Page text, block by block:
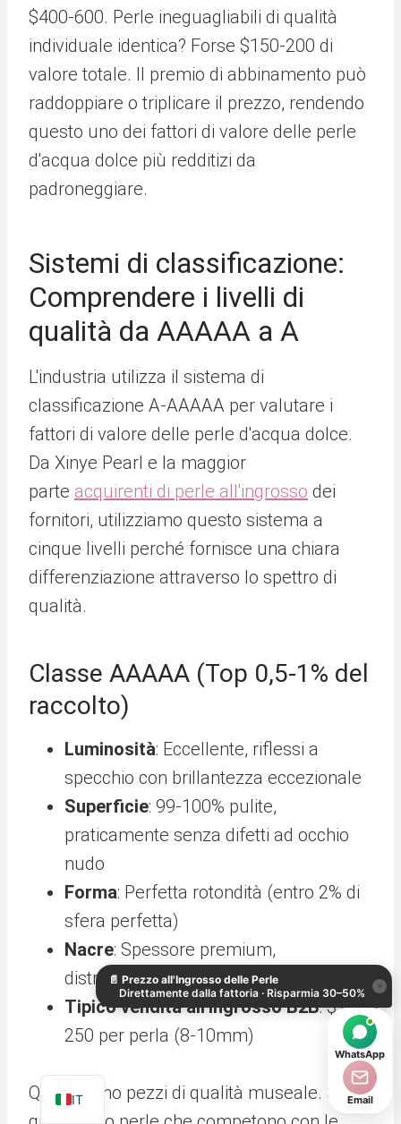
$400-600. Perle ineguagliabili di qualità
individuale identica? Forse $150-200 di
valore totale. Il premio di abbinamento può
raddoppiare o triplicare il prezzo, rendendo
questo uno dei fattori di valore delle perle
d'acqua dolce più redditizi da
padroneggiare.
Sistemi di classificazione:
Comprendere i livelli di
qualità da AAAAA a A
L'industria utilizza il sistema di
classificazione A-AAAAA per valutare i
fattori di valore delle perle d'acqua dolce.
Da Xinye Pearl e la maggior
parte acquirenti di perle all'ingrosso dei
fornitori, utilizziamo questo sistema a
cinque livelli perché fornisce una chiara
differenziazione attraverso lo spettro di
qualità.
Classe AAAAA (Top 0,5-1% del
raccolto)
Luminosità: Eccellente, riflessi a
specchio con brillantezza eccezionale
Superficie: 99-100% pulite,
praticamente senza difetti ad occhio
nudo
Forma: Perfetta rotondità (entro 2% di
sfera perfetta)
Nacre: Spessore premium,
distribuzione assolutamente uniforme
Tipico vendita all'ingrosso B2B: $120-
250 per perla (8-10mm)
Questi sono pezzi di qualità museale. Stai
📄 Prezzo all'Ingrosso delle Perle
Direttamente dalla fattoria · Risparmia 30–50%
×
WhatsApp
Email
IT
JA
AR
ES
DE
KO